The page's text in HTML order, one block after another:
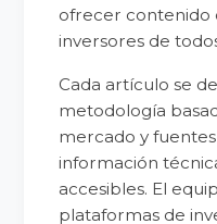
ofrecer contenido
inversores de
Cada artículo se
metodología
mercado y
información
accesibles. El
plataformas de